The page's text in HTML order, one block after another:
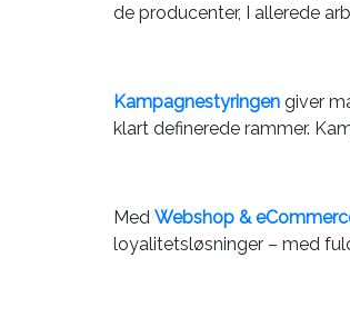
de producenter, I allerede
Kampagnestyringen giver
klart definerede rammer.
Med Webshop &
loyalitetsløsninger – med